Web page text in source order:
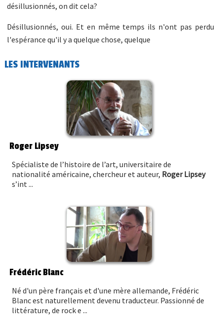
désillusionnés, on dit cela?
Désillusionnés, oui. Et en même temps ils n'ont pas perdu
l'espérance qu'il y a quelque chose, quelque
LES INTERVENANTS
Roger Lipsey
Spécialiste de l’histoire de l’art, universitaire de
nationalité américaine, chercheur et auteur, Roger Lipsey
s’int ...
Frédéric Blanc
Né d'un père français et d'une mère allemande, Frédéric
Blanc est naturellement devenu traducteur. Passionné de
littérature, de rock e ...